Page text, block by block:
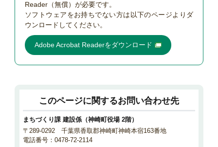
Reader（無償）が必要です。
ソフトウェアをお持ちでない方は以下のページよりダ
ウンロードしてください。
Adobe Acrobat Readerをダウンロード
このページに関するお問い合わせ先
まちづくり課 建設係（神崎町役場 2階）
〒289-0292 千葉県香取郡神崎町神崎本宿163番地
電話番号：0478-72-2114